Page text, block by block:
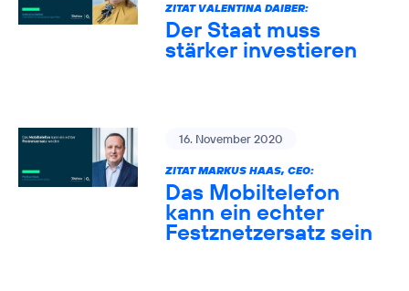
ZITAT VALENTINA DAIBER:
Der Staat muss
stärker investieren
16. November 2020
ZITAT MARKUS HAAS, CEO:
Das Mobiltelefon
kann ein echter
Festznetzersatz sein